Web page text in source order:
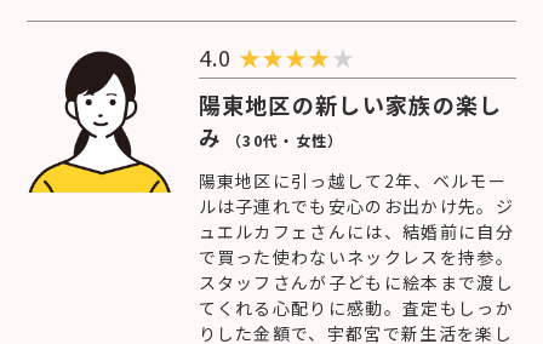
4.0 ★★★★★
陽東地区の新しい家族の楽し
み
（30代・女性）
陽東地区に引っ越して2年、ベルモー
ルは子連れでも安心のお出かけ先。ジ
ュエルカフェさんには、結婚前に自分
で買った使わないネックレスを持参。
スタッフさんが子どもに絵本まで渡し
てくれる心配りに感動。査定もしっか
りした金額で、宇都宮で新生活を楽し